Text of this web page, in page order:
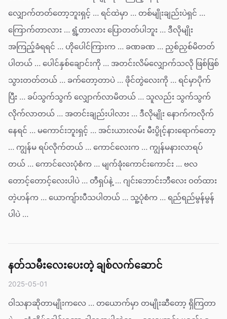
လျှောက်တတ်တော့ဘူးရှင့် … ရင်ထဲမှာ … တစ်မျိုးချည်းပဲရှင် …
ကြောက်တာလား … ရွံ့တာလား ပြောတတ်ပါဘူး … ဒီလိုမျိုး
အကြည့်ခံရရင် … ဟိုပေါင်ကြားက … ခဏခဏ … ညှစ်ညှစ်မိတတ်
ပါတယ် … ပေါင်နှစ်ချောင်းကို … အတင်းလိမ်လျှောက်သလို ဖြစ်ဖြစ်
သွားတတ်တယ် … ခက်တော့တာပဲ … ဖိုင်တွဲလေးကို … ရင်မှာပိုက်
ပြီး … ခပ်သွက်သွက် လျှောက်လာမိတယ် … သူလည်း သွက်သွက်
လိုက်လာတယ် … အတင်းချည်းပါလား … ဒီလိုမျိုး နောက်ကလိုက်
နေရင် … မကောင်းဘူးရှင့် … အင်းယားလမ်း မီးပွိုင့်နားရောက်တော့
… ကျွန်မ ရပ်လိုက်တယ် … ကောင်လေးက … ကျွန်မနားလာရပ်
တယ် … ကောင်လေးပုံစံက … မျက်ခုံးကောင်းကောင်း … ဗလ
တောင့်တောင့်လေးပါပဲ … တီရှပ်နဲ့ … ဂျင်းဘောင်းဘီလေး ဝတ်ထား
တဲ့ဟန်က … ယောကျ်ားပီသပါတယ် … သူ့ပုံစံက … ရည်ရည်မွန်မွန်
ပါပဲ …
နတ်သမီးလေးပေးတဲ့ ချစ်လက်ဆောင်
2025-05-01
ဝါသနာဆိုတာမျိုးကလေ … တယောက်မှာ တမျိုးဆီတော့ ရှိကြတာ